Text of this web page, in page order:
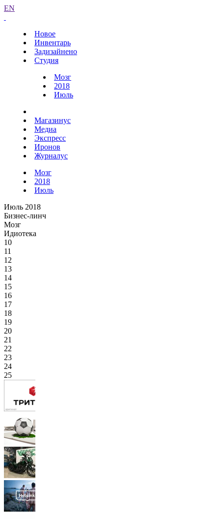
EN
Новое
Инвентарь
Задизайнено
Студия
Мозг
2018
Июль
Магазинус
Медиа
Экспресс
Иронов
Журналус
Мозг
2018
Июль
Июль 2018
Бизнес-линч
Мозг
Идиотека
10
11
12
13
14
15
16
17
18
19
20
21
22
23
24
25